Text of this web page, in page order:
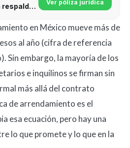
en México mueve más de
al año (cifra de referencia
Sin embargo, la mayoría de los
e inquilinos se firman sin
más allá del contrato
de arrendamiento es el
esa ecuación, pero hay una
lo que promete y lo que en la
Protege tu renta con respaldo jurídico Ver póliza jurídica